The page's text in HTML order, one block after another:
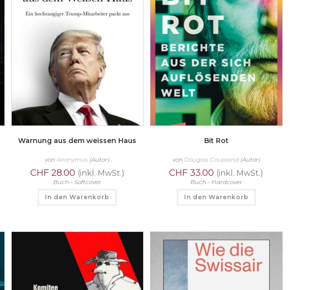
Warnung aus dem weissen Haus
vonAnonymus (Autor)
CHF28.00 (inkl. MwSt.)
Buch - Softcover
In den Warenkorb
Bit Rot
von Douglas Coupland(Autor)
CHF 33.00 (inkl. MwSt.)
Buch - Hardcover
In den Warenkorb